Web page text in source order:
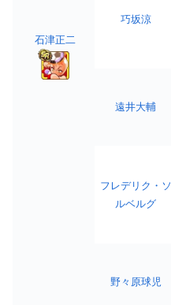
石津正二
巧坂涼
遠井大輔
フレデリク・ソ
ルベルグ
野々原球児